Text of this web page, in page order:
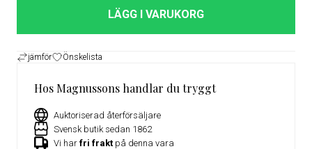
LÄGG I VARUKORG
jämför Önskelista
Hos Magnussons handlar du tryggt
Auktoriserad återförsäljare
Svensk butik sedan 1862
Vi har fri frakt på denna vara